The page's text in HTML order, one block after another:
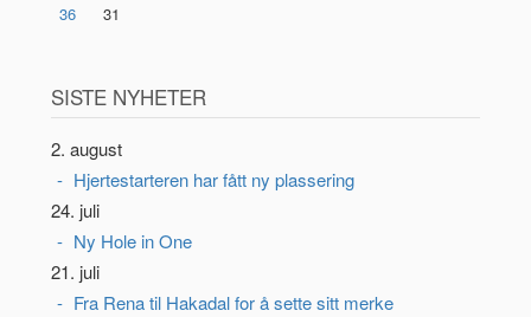
36
31
SISTE NYHETER
2. august
Hjertestarteren har fått ny plassering
24. juli
Ny Hole in One
21. juli
Fra Rena til Hakadal for å sette sitt merke